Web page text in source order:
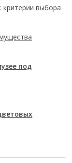
критерии выбора
под